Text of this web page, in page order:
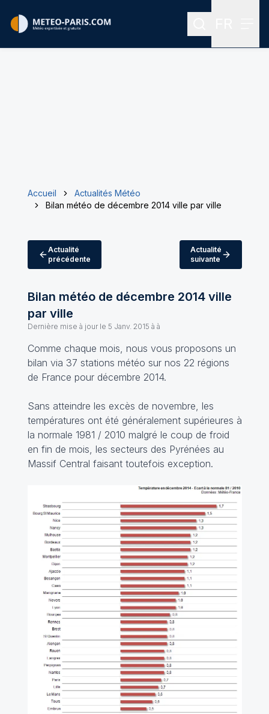
Rechercher
Accueil
Actualités Météo
Bilan météo de décembre 2014 ville par ville
Actualité
précédente
Actualité
suivante
Bilan météo de décembre 2014 ville
par ville
Dernière mise à jour le 5 Janv. 2015 à à
Comme chaque mois, nous vous proposons un
bilan via 37 stations météo sur nos 22 régions
de France pour décembre 2014.
Sans atteindre les excès de novembre, les
températures ont été généralement supérieures à
la normale 1981 / 2010 malgré le coup de froid
en fin de mois, les secteurs des Pyrénées au
Massif Central faisant toutefois exception.